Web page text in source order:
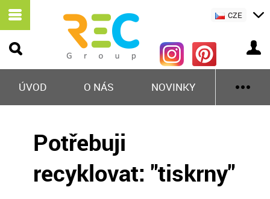
ÚVOD O NÁS NOVINKY
CZE
Potřebuji
recyklovat: "tiskrny"